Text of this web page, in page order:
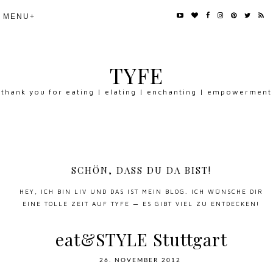
TYFE
thank you for eating | elating | enchanting | empowerment
SCHÖN, DASS DU DA BIST!
HEY, ICH BIN LIV UND DAS IST MEIN BLOG. ICH WÜNSCHE DIR
EINE TOLLE ZEIT AUF TYFE — ES GIBT VIEL ZU ENTDECKEN!
eat&STYLE Stuttgart
26. NOVEMBER 2012